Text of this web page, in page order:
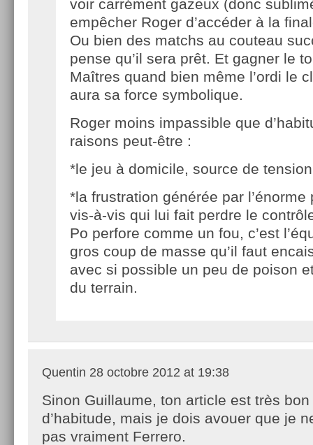
voir carrément gazeux (donc
empêcher Roger d’accéder à la
Ou bien des matchs au couteau
pense qu’il sera prêt. Et gagner le
Maîtres quand bien même l’ordi le
aura sa force symbolique.
Roger moins impassible que
raisons peut-être :
*le jeu à domicile, source de
*la frustration générée par l’énorme
vis-à-vis qui lui fait perdre le
Po perfore comme un fou, c’est
gros coup de masse qu’il faut
avec si possible un peu de poison
du terrain.
Quentin 28 octobre 2012 at 19:38
Sinon Guillaume, ton article est très
d’habitude, mais je dois avouer que je
pas vraiment Ferrero.